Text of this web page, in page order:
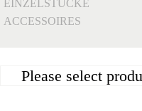
EINZELSTÜCKE
ACCESSOIRES
Please select